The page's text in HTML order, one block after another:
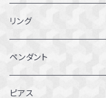
リング
1～1.5号
2～2.5号
ペンダント
ピアス